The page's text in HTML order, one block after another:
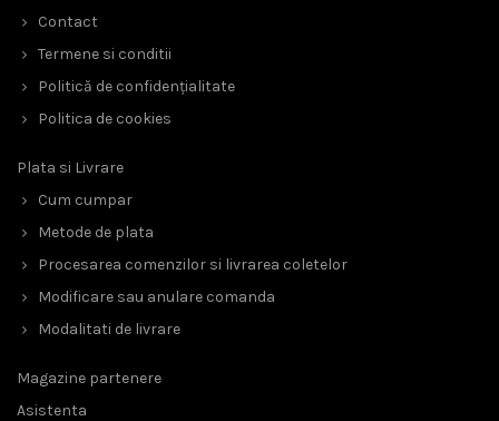
Contact
Termene si conditii
Politică de confidențialitate
Politica de cookies
Plata si Livrare
Cum cumpar
Metode de plata
Procesarea comenzilor si livrarea coletelor
Modificare sau anulare comanda
Modalitati de livrare
Magazine partenere
Asistenta